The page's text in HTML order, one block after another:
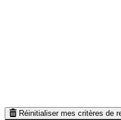
Réinitialiser mes critères de